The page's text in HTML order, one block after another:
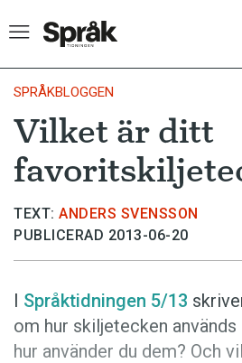
Hem
Artiklar
Krönikor
Språkfrågor
Bokrecensioner
Kviss
SPRÅKBLOGGEN
Vilket är ditt
TEXT: ANDERS SVENSSON
PUBLICERAD 2013-06-20
I Språktidningen 5/13
om hur skiljetecken
hur använder du dem? Och